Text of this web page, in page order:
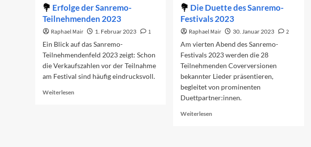
Erfolge der Sanremo-
Teilnehmenden 2023
Raphael Mair 1. Februar 2023
1
Ein Blick auf das Sanremo-
Teilnehmendenfeld 2023 zeigt: Schon
die Verkaufszahlen vor der Teilnahme
am Festival sind häufig eindrucksvoll.
Weiterlesen
Die Duette des Sanremo-
Festivals 2023
Raphael Mair 30. Januar 2023
2
Am vierten Abend des Sanremo-
Festivals 2023 werden die 28
Teilnehmenden Coverversionen
bekannter Lieder präsentieren,
begleitet von prominenten
Duettpartner:innen.
Weiterlesen